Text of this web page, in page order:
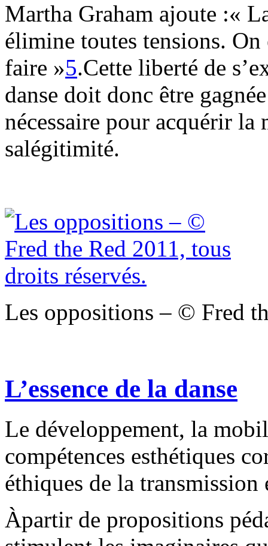
Martha Graham ajoute :«
élimine toutes tensions.
faire »5.Cette liberté de
danse doit donc être
nécessaire pour acquérir la
salégitimité.
Les oppositions – © Fred
L’essence de la danse
Le développement, la
compétences esthétiques
éthiques de la transmission
Àpartir de propositions